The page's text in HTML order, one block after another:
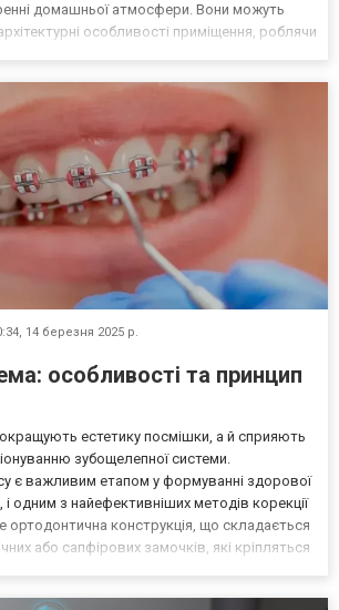
домашньої атмосфери. Вони можуть
особливості приміщення, роблячи
14 березня 2025 р.
особливості та принцип
естетику посмішки, а й сприяють
зубощелепної системи.
є важливим етапом у формуванні здорової
одним з найефективніших методів корекції
ортодонтична конструкція, що складається
або сапфірових замочків, які кріпляться